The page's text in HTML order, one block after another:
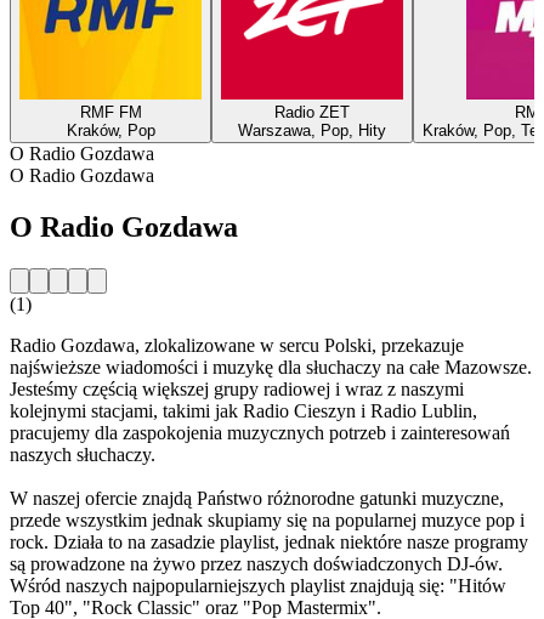
RMF FM
Kraków, Pop
Radio ZET
Warszawa, Pop, Hity
Kraków, Pop,
O Radio Gozdawa
O Radio Gozdawa
O Radio Gozdawa
(1)
Radio Gozdawa, zlokalizowane w sercu Polski, przekazuje
najświeższe wiadomości i muzykę dla słuchaczy na całe Mazowsze.
Jesteśmy częścią większej grupy radiowej i wraz z naszymi
kolejnymi stacjami, takimi jak Radio Cieszyn i Radio Lublin,
pracujemy dla zaspokojenia muzycznych potrzeb i zainteresowań
naszych słuchaczy.
W naszej ofercie znajdą Państwo różnorodne gatunki muzyczne,
przede wszystkim jednak skupiamy się na popularnej muzyce pop i
rock. Działa to na zasadzie playlist, jednak niektóre nasze programy
są prowadzone na żywo przez naszych doświadczonych DJ-ów.
Wśród naszych najpopularniejszych playlist znajdują się: "Hitów
Top 40", "Rock Classic" oraz "Pop Mastermix".